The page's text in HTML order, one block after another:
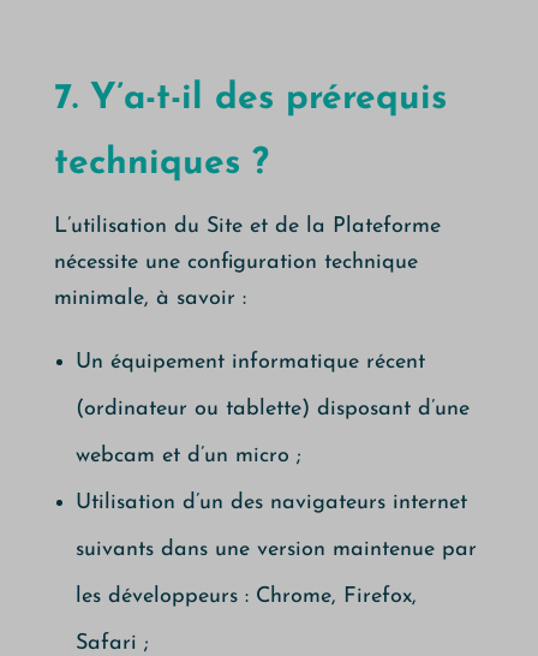
7. Y’a-t-il des prérequis
techniques ?
L’utilisation du Site et de la Plateforme
nécessite une configuration technique
minimale, à savoir :
Un équipement informatique récent
(ordinateur ou tablette) disposant d’une
webcam et d’un micro ;
Utilisation d’un des navigateurs internet
suivants dans une version maintenue par
les développeurs : Chrome, Firefox,
Safari ;